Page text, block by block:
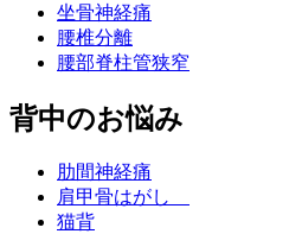
坐骨神経痛
腰椎分離
腰部脊柱管狭窄
背中のお悩み
肋間神経痛
肩甲骨はがし
猫背